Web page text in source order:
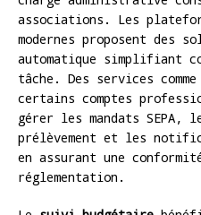
associations. Les
modernes proposent des
automatique simplifiant
tâche. Des services comme
certains comptes
gérer les mandats SEPA,
prélèvement et les
en assurant une
réglementation.